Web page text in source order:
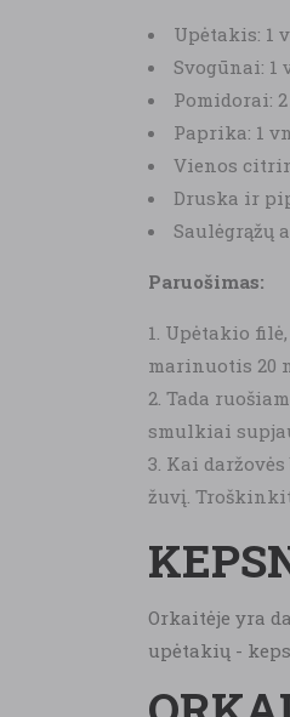
Upėtakis: 1
Svogūnai: 1
Pomidorai:
Paprika: 1
Vienos
Druska ir
Saulėgrąžų
Paruošimas:
Upėtakio
marinuotis 20
Tada
smulkiai
Kai
žuvį.
Orkaitėje yra
upėtakių -